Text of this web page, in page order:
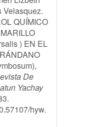
Velasquez.
QUÍMICO
) EN EL
De
Yachay
hyw.